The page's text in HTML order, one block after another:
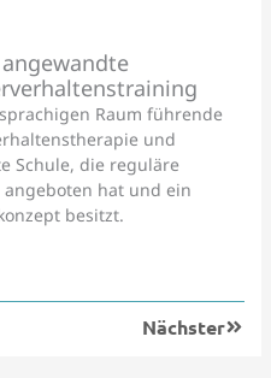
Raum führende
und
Schule, die reguläre
hat und ein
besitzt.
Nächster